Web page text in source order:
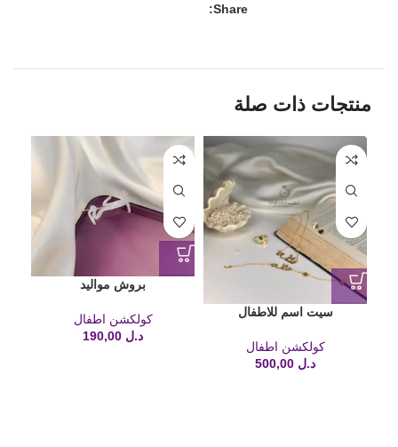
Share:
منتجات ذات صلة
سيت اسم للاطفال
كولكشن اطفال
د.ل
بروش مواليد
كولكشن اطفال
د.ل